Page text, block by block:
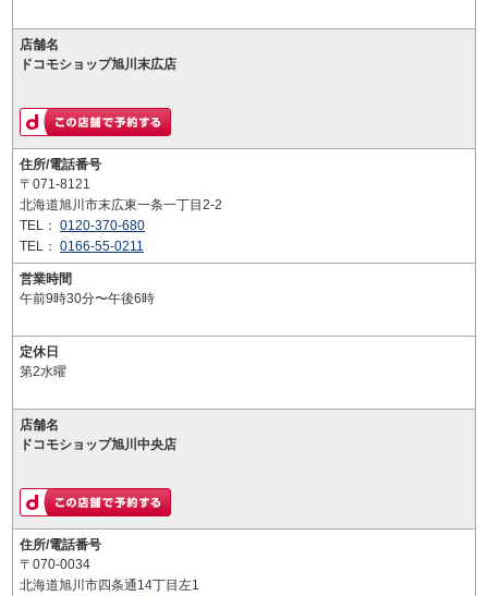
店舗名
ドコモショップ旭川末広店
住所/電話番号
〒071-8121
北海道旭川市末広東一条一丁目2-2
TEL： 0120-370-680
TEL： 0166-55-0211
営業時間
午前9時30分〜午後6時
定休日
第2水曜
店舗名
ドコモショップ旭川中央店
住所/電話番号
〒070-0034
北海道旭川市四条通14丁目左1